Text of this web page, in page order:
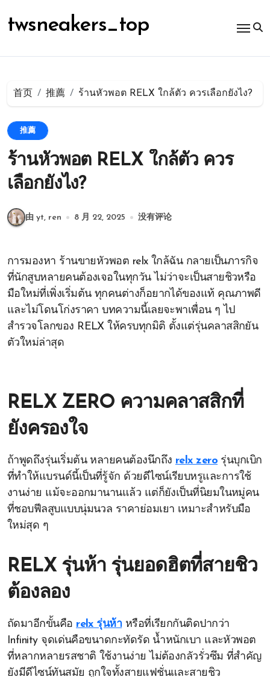
容
twsneakers_top
首页 推薦 ร้านหัวพอต RELX ใกล้ตัว ควรเลือกยังไง?
推薦
ร้านหัวพอต RELX ใกล้ตัว ควร
เลือกยังไง?
由 yt, ren 8 月 22, 2025 没有评论
การมองหา ร้านขายหัวพอต relx ใกล้ฉัน กลายเป็นภารกิจ
ที่นักสูบหลายคนต้องเจอในทุกวัน ไม่ว่าจะเป็นสายชิวหรือ
มือใหม่ที่เพิ่งเริ่มต้น ทุกคนต่างก็อยากได้ของแท้ คุณภาพดี
และไม่โดนโก่งราคา บทความนี้เลยจะพาเพื่อน ๆ ไป
สำรวจโลกของ RELX ให้ครบทุกมิติ ตั้งแต่รุ่นคลาสสิกยัน
ตัวใหม่ล่าสุด
RELX ZERO ความคลาสสิกที่
ยังครองใจ
ถ้าพูดถึงรุ่นเริ่มต้น หลายคนต้องนึกถึง relx zero รุ่นบุกเบิก
ที่ทำให้แบรนด์นี้เป็นที่รู้จัก ด้วยดีไซน์เรียบหรูและการใช้
งานง่าย แม้จะออกมานานแล้ว แต่ก็ยังเป็นที่นิยมในหมู่คน
ที่ชอบฟีลสูบแบบนุ่มนวล ราคาย่อมเยา เหมาะสำหรับมือ
ใหม่สุด ๆ
RELX รุ่นห้า รุ่นยอดฮิตที่สายชิว
ต้องลอง
ถัดมาอีกขั้นคือ relx รุ่นห้าหรือที่เรียกกันติดปากว่า
Infinity จุดเด่นคือขนาดกะทัดรัด น้ำหนักเบา และหัวพอต
ที่หลากหลายรสชาติ ใช้งานง่าย ไม่ต้องกลัวรั่วซึม ที่สำคัญ
ยังมีดีไซน์ทันสมัย ถูกใจทั้งสายแฟชั่นและสายชิว